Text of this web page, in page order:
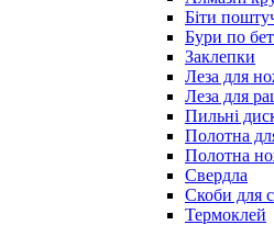
Біти
Бури по
Заклепки
Леза для
Леза для
Пильні
Полотна
Полотна
Свердла
Скоби для
Термоклей